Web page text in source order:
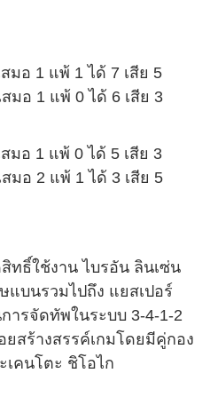
มอ 1 แพ้ 1 ได้ 7 เสีย 5
มอ 1 แพ้ 0 ได้ 6 เสีย 3
มอ 1 แพ้ 0 ได้ 5 เสีย 3
มอ 2 แพ้ 1 ได้ 3 เสีย 5
ใช้งาน ไบรอัน ลินเซ่น
บนรวมไปถึง แยสเปอร์
ารจัดทัพในระบบ 3-4-1-2
ยสร้างสรรค์เกมโดยมีคู่กอง
เคนโตะ ชิโอไก